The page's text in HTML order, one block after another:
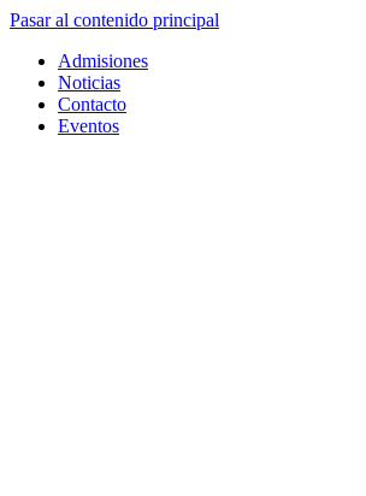
Pasar al contenido principal
Admisiones
Noticias
Contacto
Eventos